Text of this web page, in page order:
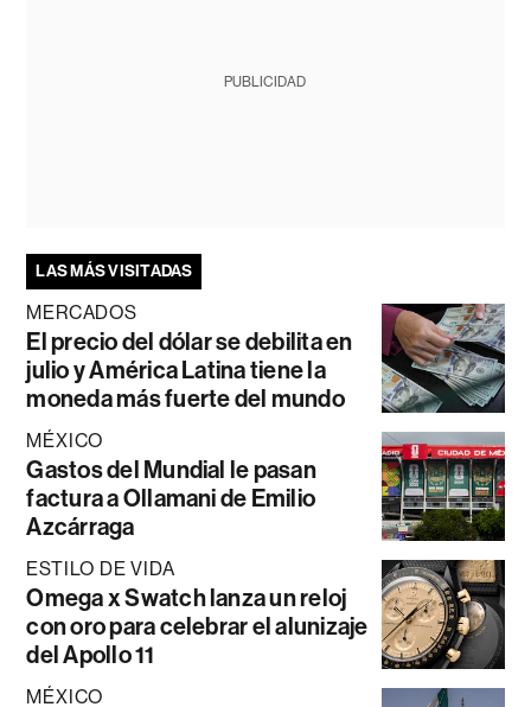
PUBLICIDAD
LAS MÁS VISITADAS
MERCADOS
El precio del dólar se debilita en
julio y América Latina tiene la
moneda más fuerte del mundo
MÉXICO
Gastos del Mundial le pasan
factura a Ollamani de Emilio
Azcárraga
ESTILO DE VIDA
Omega x Swatch lanza un reloj
con oro para celebrar el alunizaje
del Apollo 11
MÉXICO